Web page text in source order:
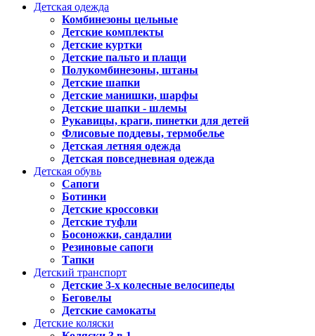
Детская одежда
Комбинезоны цельные
Детские комплекты
Детские куртки
Детские пальто и плащи
Полукомбинезоны, штаны
Детские шапки
Детские манишки, шарфы
Детские шапки - шлемы
Рукавицы, краги, пинетки для детей
Флисовые поддевы, термобелье
Детская летняя одежда
Детская повседневная одежда
Детская обувь
Сапоги
Ботинки
Детские кроссовки
Детские туфли
Босоножки, сандалии
Резиновые сапоги
Тапки
Детский транспорт
Детские 3-х колесные велосипеды
Беговелы
Детские самокаты
Детские коляски